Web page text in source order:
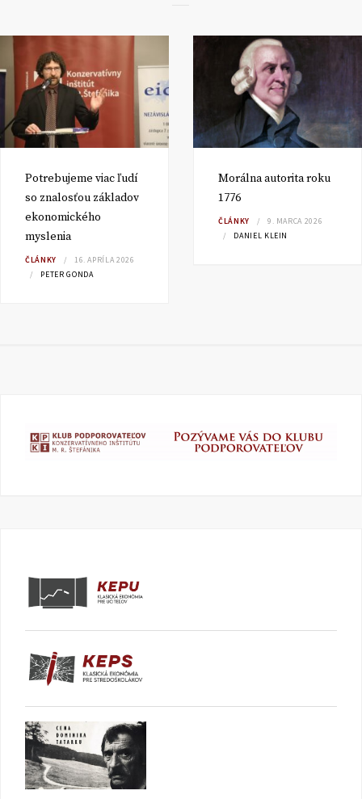
Potrebujeme viac ľudí
so znalosťou základov
ekonomického
myslenia
ČLÁNKY
16. APRÍLA 2026
PETER GONDA
Morálna autorita roku
1776
ČLÁNKY
9. MARCA 2026
DANIEL KLEIN